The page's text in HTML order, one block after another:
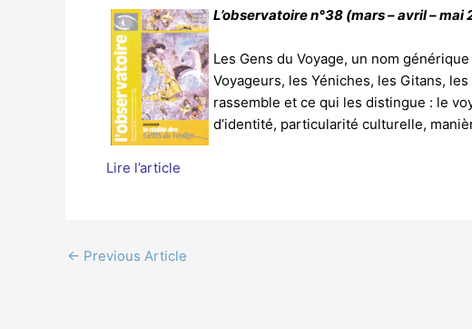
L’observatoire n°38 (mars – avril – mai
Les Gens du Voyage, un nom
Voyageurs, les Yéniches, les Gitans,
rassemble et ce qui les distingue : le
d’identité, particularité culturelle,
Lire l’article
← Previous Article